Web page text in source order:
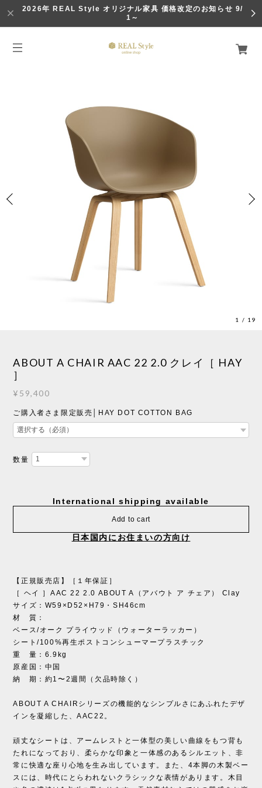
2026年 REAL Style オリジナル家具 価格改定のお知らせ 9/
1～
1 / 19
ABOUT A CHAIR AAC 22 2.0 クレイ［ HAY
］
¥59,400
ご購入者さま限定販売│HAY DOT COTTON BAG
数量
International shipping available
Add to cart
日本国内にお住まいの方向け
【正規販売店】［１年保証］
［ ヘイ ］AAC 22 2.0 ABOUT A（アバウト ア チェア） Clay
サイズ：W59×D52×H79・SH46cm
材 質：
ベース/オーク プライウッド（ウォーターラッカー）
シート/100%再生ポストコンシューマープラスチック
重 量：6.9kg
原産国：中国
納 期：約1〜2週間（欠品時除く）
ABOUT A CHAIRシリーズの機能的なシンプルさにあふれたデザ
インを凝縮した、AAC22。
頑丈なシートは、アームレストと一体型の美しい曲線をもつ背も
たれになっており、柔らかな印象と一体感のあるシルエット、非
常に快適な座り心地を生み出しています。また、4本脚の木製ベー
スには、時代にとらわれないクラシックな表情があります。木目